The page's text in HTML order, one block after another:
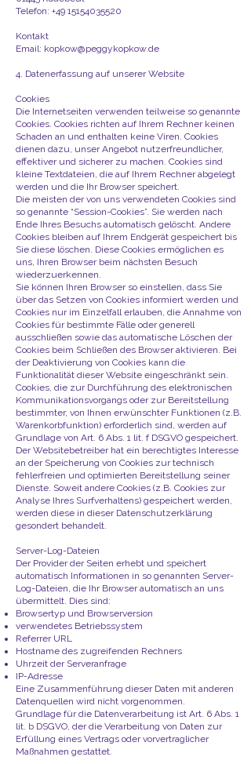
Telefon: +49 15154035520
Kontakt
Email: kopkow@peggykopkow.de
4. Datenerfassung auf unserer Website
Cookies
Die Internetseiten verwenden teilweise so genannte
Cookies. Cookies richten auf Ihrem Rechner keinen
Schaden an und enthalten keine Viren. Cookies
dienen dazu, unser Angebot nutzerfreundlicher,
effektiver und sicherer zu machen. Cookies sind
kleine Textdateien, die auf Ihrem Rechner abgelegt
werden und die Ihr Browser speichert.
Die meisten der von uns verwendeten Cookies sind
so genannte “Session-Cookies”. Sie werden nach
Ende Ihres Besuchs automatisch gelöscht. Andere
Cookies bleiben auf Ihrem Endgerät gespeichert bis
Sie diese löschen. Diese Cookies ermöglichen es
uns, Ihren Browser beim nächsten Besuch
wiederzuerkennen.
Sie können Ihren Browser so einstellen, dass Sie
über das Setzen von Cookies informiert werden und
Cookies nur im Einzelfall erlauben, die Annahme von
Cookies für bestimmte Fälle oder generell
ausschließen sowie das automatische Löschen der
Cookies beim Schließen des Browser aktivieren. Bei
der Deaktivierung von Cookies kann die
Funktionalität dieser Website eingeschränkt sein.
Cookies, die zur Durchführung des elektronischen
Kommunikationsvorgangs oder zur Bereitstellung
bestimmter, von Ihnen erwünschter Funktionen (z.B.
Warenkorbfunktion) erforderlich sind, werden auf
Grundlage von Art. 6 Abs. 1 lit. f DSGVO gespeichert.
Der Websitebetreiber hat ein berechtigtes Interesse
an der Speicherung von Cookies zur technisch
fehlerfreien und optimierten Bereitstellung seiner
Dienste. Soweit andere Cookies (z.B. Cookies zur
Analyse Ihres Surfverhaltens) gespeichert werden,
werden diese in dieser Datenschutzerklärung
gesondert behandelt.
Server-Log-Dateien
Der Provider der Seiten erhebt und speichert
automatisch Informationen in so genannten Server-
Log-Dateien, die Ihr Browser automatisch an uns
übermittelt. Dies sind:
Browsertyp und Browserversion
verwendetes Betriebssystem
Referrer URL
Hostname des zugreifenden Rechners
Uhrzeit der Serveranfrage
IP-Adresse
Eine Zusammenführung dieser Daten mit anderen
Datenquellen wird nicht vorgenommen.
Grundlage für die Datenverarbeitung ist Art. 6 Abs. 1
lit. b DSGVO, der die Verarbeitung von Daten zur
Erfüllung eines Vertrags oder vorvertraglicher
Maßnahmen gestattet.